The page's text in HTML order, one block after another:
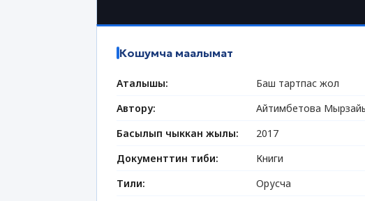
Кошумча маалымат
Аталышы:
Баш тартпас жол
Автору:
Айтимбетова
Басылып чыккан жылы:
2017
Документтин тиби:
Книги
Тили:
Орусча